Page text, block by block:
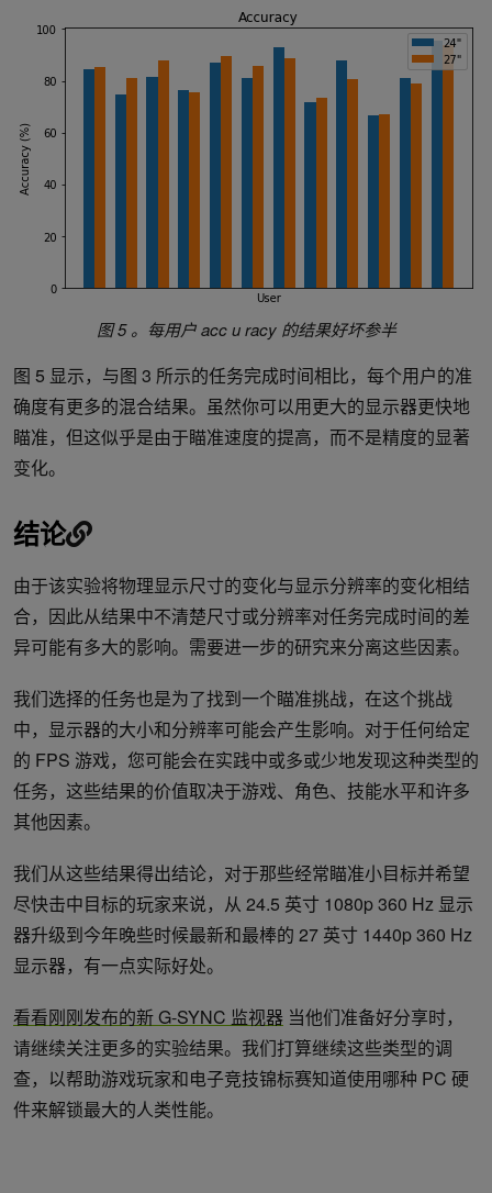
图 5 。每用户 accuracy 的结果好坏参半
图 5 显示，与图 3 所示的任务完成时间相比，每个用户的准
确度有更多的混合结果。虽然你可以用更大的显示器更快地
瞄准，但这似乎是由于瞄准速度的提高，而不是精度的显著
变化。
结论
由于该实验将物理显示尺寸的变化与显示分辨率的变化相结
合，因此从结果中不清楚尺寸或分辨率对任务完成时间的差
异可能有多大的影响。需要进一步的研究来分离这些因素。
我们选择的任务也是为了找到一个瞄准挑战，在这个挑战
中，显示器的大小和分辨率可能会产生影响。对于任何给定
的 FPS 游戏，您可能会在实践中或多或少地发现这种类型的
任务，这些结果的价值取决于游戏、角色、技能水平和许多
其他因素。
我们从这些结果得出结论，对于那些经常瞄准小目标并希望
尽快击中目标的玩家来说，从 24.5 英寸 1080p 360 Hz 显示
器升级到今年晚些时候最新和最棒的 27 英寸 1440p 360 Hz
显示器，有一点实际好处。
看看刚刚发布的新 G-SYNC 监视器 当他们准备好分享时，
请继续关注更多的实验结果。我们打算继续这些类型的调
查，以帮助游戏玩家和电子竞技锦标赛知道使用哪种 PC 硬
件来解锁最大的人类性能。